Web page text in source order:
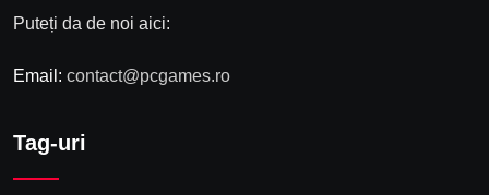
Puteți da de noi aici:
Email: contact@pcgames.ro
Tag-uri